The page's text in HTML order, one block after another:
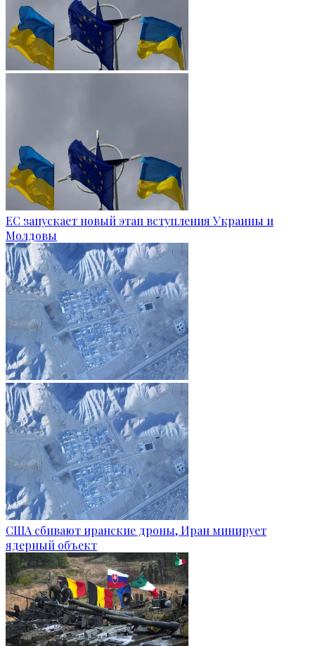
ЕС запускает новый этап вступления Украины и
Молдовы
США сбивают иранские дроны, Иран минирует
ядерный объект